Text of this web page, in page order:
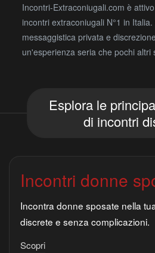
Incontri-Extraconiugali.com è
incontri extraconiugali N°1 in
messaggistica privata e
un'esperienza seria che pochi altri
Esplora le
di incontri
Incontri donne
Incontra donne sposate nella
discrete e senza complicazioni.
Scopri